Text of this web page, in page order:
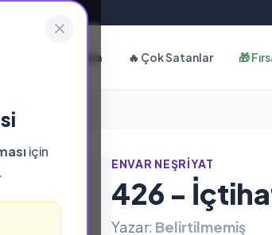
için
Hakkımızda 🔥 Çok Satanlar 🎁
ENVAR NEŞRIYAT
426 -
Yazar: Belirtilmemiş